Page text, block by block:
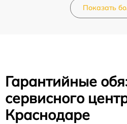
Показать
Гарантийные
сервисного
Краснодаре